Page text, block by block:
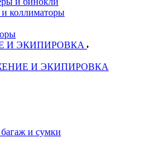
коллиматоры
И ЭКИПИРОВКА
И ЭКИПИРОВКА
и сумки